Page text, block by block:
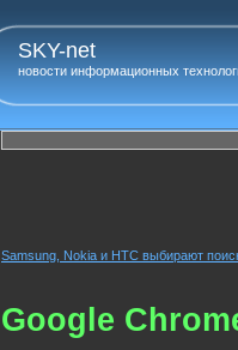
SKY-net
новости информационных
Samsung, Nokia и HTC выбирают
Google